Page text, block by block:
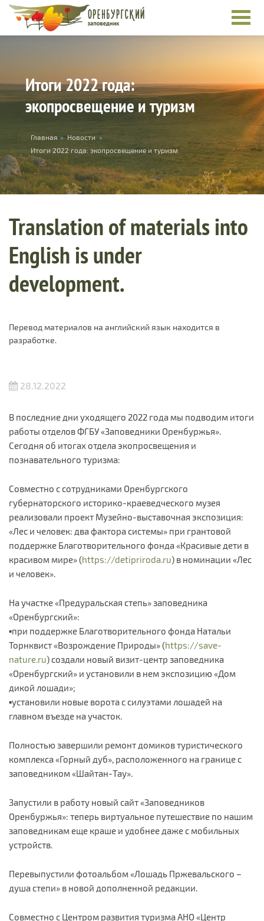
Skip to main content
Итоги 2022 года:
экопросвещение и туризм
You are here
Главная » Новости »
Итоги 2022 года: экопросвещение и туризм
Translation of materials into
English is under
development.
Перевод материалов на английский язык находится в
разработке.
28.12.2022
В последние дни уходящего 2022 года мы подводим итоги
работы отделов ФГБУ «Заповедники Оренбуржья».
Сегодня об итогах отдела экопросвещения и
познавательного туризма:
Совместно с сотрудниками Оренбургского
губернаторского историко-краеведческого музея
реализовали проект Музейно-выставочная экспозиция:
«Лес и человек: два фактора системы» при грантовой
поддержке Благотворительного фонда «Красивые дети в
красивом мире» (https://detipriroda.ru) в номинации «Лес
и человек».
На участке «Предуральская степь» заповедника
«Оренбургский»:
▪️при поддержке Благотворительного фонда Натальи
Торнквист «Возрождение Природы» (https://save-
nature.ru) создали новый визит-центр заповедника
«Оренбургский» и установили в нем экспозицию «Дом
дикой лошади»;
▪️установили новые ворота с силуэтами лошадей на
главном въезде на участок.
Полностью завершили ремонт домиков туристического
комплекса «Горный дуб», расположенного на границе с
заповедником «Шайтан-Тау».
Запустили в работу новый сайт «Заповедников
Оренбуржья»: теперь виртуальное путешествие по нашим
заповедникам еще краше и удобнее даже с мобильных
устройств.
Перевыпустили фотоальбом «Лошадь Пржевальского –
душа степи» в новой дополненной редакции.
Совместно с Центром развития туризма АНО «Центр